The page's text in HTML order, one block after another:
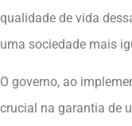
qualidade de vida
uma sociedade mais
O governo, ao
crucial na garantia de